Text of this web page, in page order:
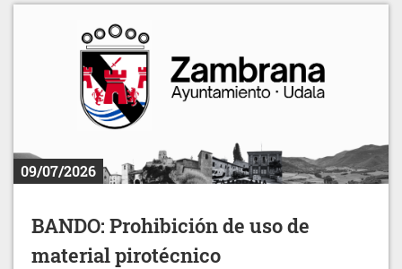
09/07/2026
BANDO: Prohibición de uso de
material pirotécnico